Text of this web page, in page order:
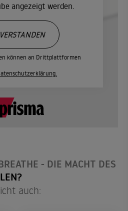
angezeigt werden.
können an Drittplattformen
- DIE MACHT DES
auch: